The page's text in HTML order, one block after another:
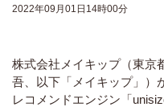
2022年09月01日14時00分
株式会社メイキップ（東京
吾、以下「メイキップ」）
レコメンドエンジン「